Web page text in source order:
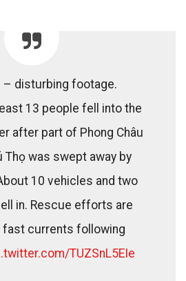
– disturbing footage.
13 people fell into the
after part of Phong Châu
Thọ was swept away by
10 vehicles and two
in. Rescue efforts are
fast currents following
TUZSnL5EIe